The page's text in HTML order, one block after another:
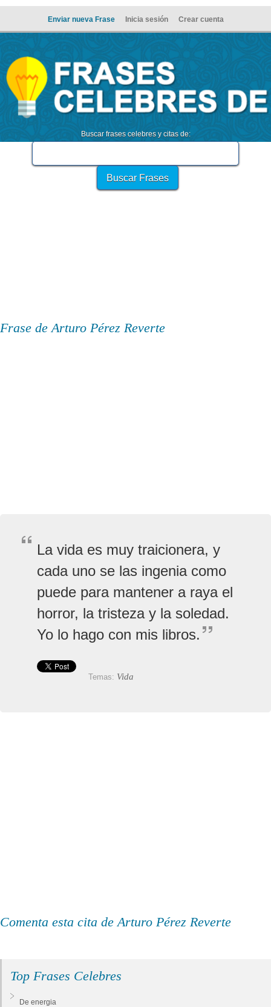
Enviar nueva Frase Inicia sesión Crear cuenta
Buscar frases celebres y citas de:
Frase de Arturo Pérez Reverte
La vida es muy traicionera, y
cada uno se las ingenia como
puede para mantener a raya el
horror, la tristeza y la soledad.
Yo lo hago con mis libros.
Temas: Vida
Comenta esta cita de Arturo Pérez Reverte
Top Frases Celebres
De energia